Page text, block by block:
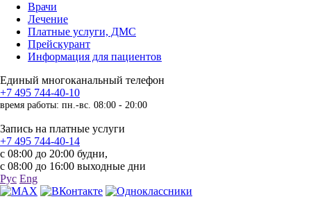
Врачи
Лечение
Платные услуги, ДМС
Прейскурант
Информация для пациентов
Единый многоканальный телефон
+7 495 744-40-10
время работы: пн.-вс. 08:00 - 20:00
Запись на платные услуги
+7 495 744-40-14
с 08:00 до 20:00 будни,
с 08:00 до 16:00 выходные дни
Рус Eng